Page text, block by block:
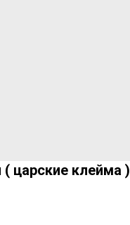
царские клейма )